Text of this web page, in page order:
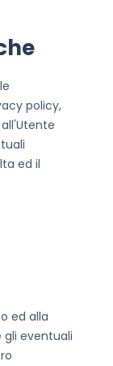
policy,
ed il
ed alla
gli eventuali